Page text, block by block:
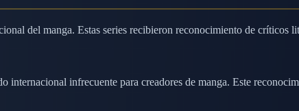
del manga. Estas series recibieron reconocimiento de críticos
internacional infrecuente para creadores de manga. Este